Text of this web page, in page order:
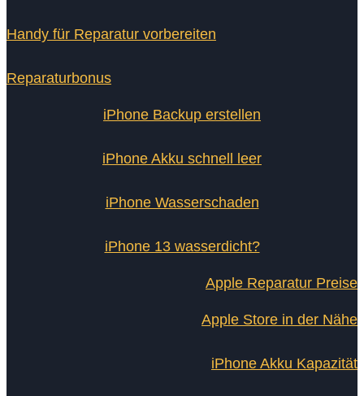
Handy für Reparatur vorbereiten
Reparaturbonus
iPhone Backup erstellen
iPhone Akku schnell leer
iPhone Wasserschaden
iPhone 13 wasserdicht?
Apple Reparatur Preise
Apple Store in der Nähe
iPhone Akku Kapazität